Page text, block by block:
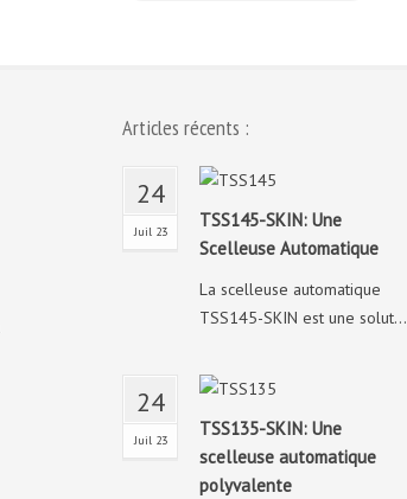
Articles récents :
24
Juil 23
TSS145-SKIN: Une
Scelleuse Automatique
La scelleuse automatique
TSS145-SKIN est une solut...
24
Juil 23
TSS135-SKIN: Une
scelleuse automatique
polyvalente